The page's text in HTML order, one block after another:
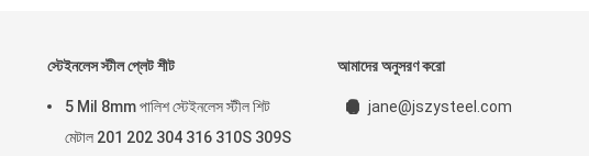
স্টেইনলেস স্টীল প্লেট শীট
5 Mil 8mm পালিশ স্টেইনলেস স্টীল শিট
মেটাল 201 202 304 316 310S 309S
আমাদের অনুসরণ করো
jane@jszysteel.com